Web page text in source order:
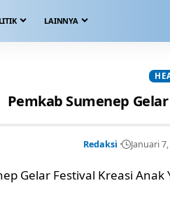
LAINNYA
Pemkab Sumenep
Redaksi Januari